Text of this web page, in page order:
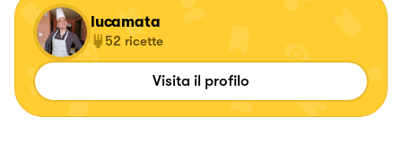
lucamata
52 ricette
Visita il profilo